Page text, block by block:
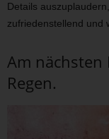
Details
zufriedenstellend und
Am nächsten
Regen.